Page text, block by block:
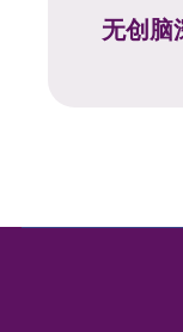
无创脑